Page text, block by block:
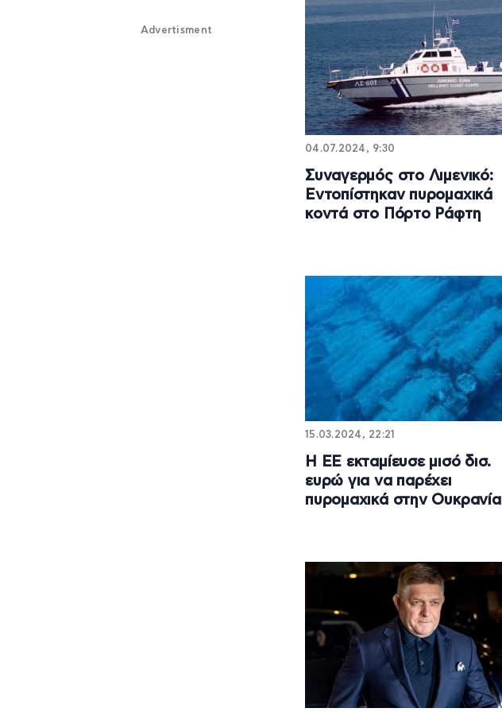
Advertisment
04.07.2024, 9:30
Συναγερμός στο Λιμενικό:
Εντοπίστηκαν πυρομαχικά
κοντά στο Πόρτο Ράφτη
15.03.2024, 22:21
Η ΕΕ εκταμίευσε μισό δισ.
ευρώ για να παρέχει
πυρομαχικά στην Ουκρανία